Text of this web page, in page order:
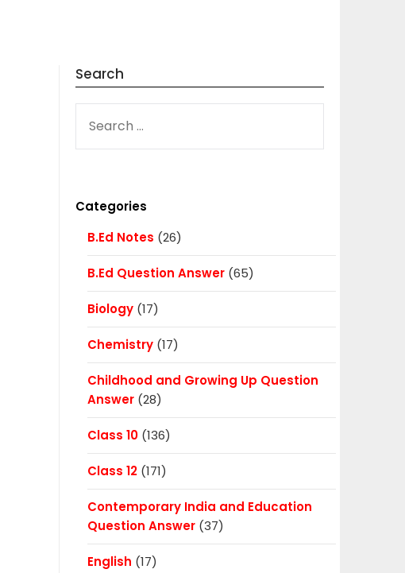
Search
FOR:
Categories
B.Ed Notes (26)
B.Ed Question Answer(65)
Biology(17)
Chemistry(17)
Childhood and Growing Up Question
Answer(28)
Class 10(136)
Class 12(171)
Contemporary India and Education
Question Answer(37)
English (17)